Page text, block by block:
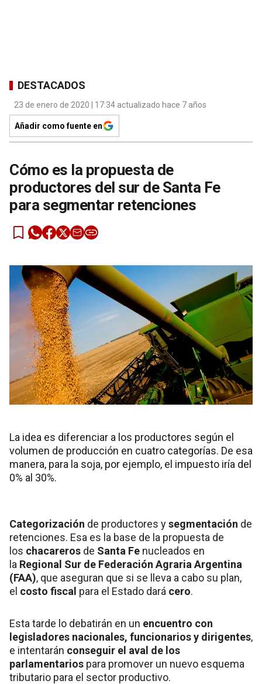
DESTACADOS
23 de enero de 2020 | 17:34 actualizado hace 7 años
Añadir como fuente en
Cómo es la propuesta de
productores del sur de Santa Fe
para segmentar retenciones
La idea es diferenciar a los productores según el
volumen de producción en cuatro categorías. De esa
manera, para la soja, por ejemplo, el impuesto iría del
0% al 30%.
Categorización de productores ysegmentación de
retenciones. Esa es la base de la propuesta de
los chacareros de Santa Fe nucleados en
la Regional Sur de Federación Agraria Argentina
(FAA), que aseguran que si se lleva a cabo su plan,
el costo fiscal para el Estado dará cero.
Esta tarde lo debatirán en un encuentro con
legisladores nacionales, funcionarios y dirigentes,
e intentarán conseguir el aval de los
parlamentarios para promover un nuevo esquema
tributario para el sector productivo.